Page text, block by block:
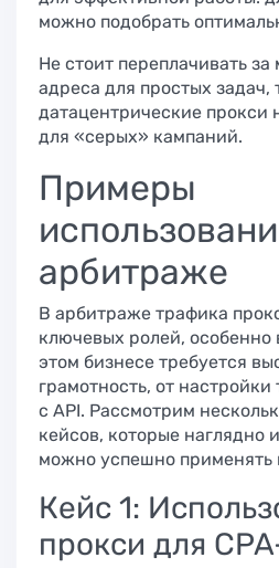
можно подобрать
Не стоит переплачивать
адреса для простых задач,
датацентрические прокси
для «серых» кампаний.
Примеры
арбитраже
В арбитраже трафика
ключевых ролей, особенно
этом бизнесе требуется
грамотность, от
с API. Рассмотрим
кейсов, которые наглядно
можно успешно применять
Кейс 1:
прокси для